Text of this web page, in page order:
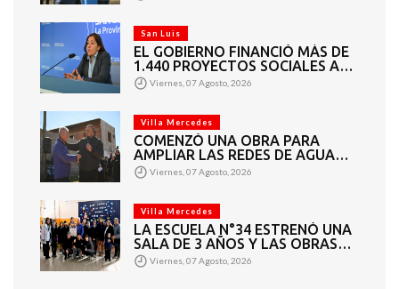
San Luis
EL GOBIERNO FINANCIÓ MÁS DE
1.440 PROYECTOS SOCIALES A
2.200 ENTIDADES DE TODA LA
PROVINCIA
Viernes, 07 Agosto, 2026
Villa Mercedes
COMENZÓ UNA OBRA PARA
AMPLIAR LAS REDES DE AGUA
POTABLE Y CLOACAS EN VILLA
MERCEDES
Viernes, 07 Agosto, 2026
Villa Mercedes
LA ESCUELA N°34 ESTRENÓ UNA
SALA DE 3 AÑOS Y LAS OBRAS
QUE PERMITEN COMPLETAR EL
CICLO SECUNDARIO
Viernes, 07 Agosto, 2026